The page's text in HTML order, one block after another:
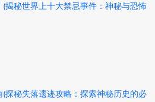
揭秘世界上十大禁忌事件：神秘与恐怖
探秘失落遗迹攻略：探索神秘历史的必